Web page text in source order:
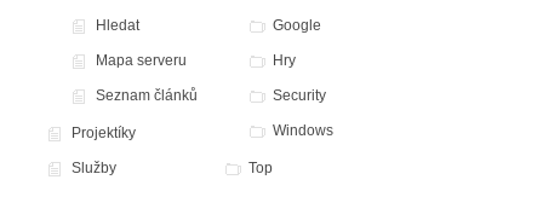
Hledat
Mapa serveru
Seznam článků
Projektíky
Služby
Google
Hry
Security
Windows
Top